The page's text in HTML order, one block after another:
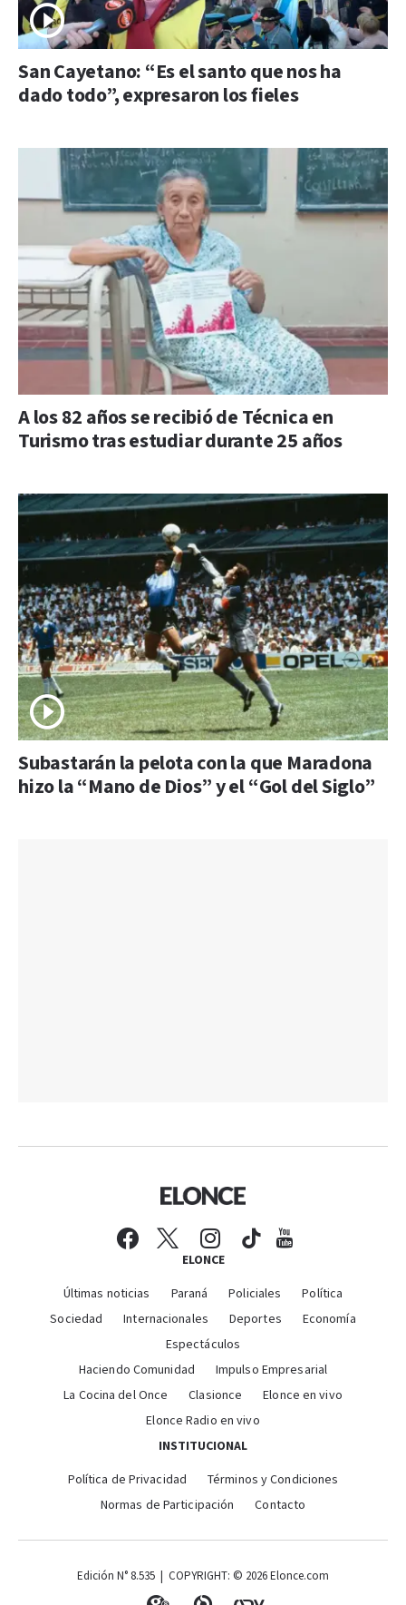
San Cayetano: “Es el santo que nos ha
dado todo”, expresaron los fieles
A los 82 años se recibió de Técnica en
Turismo tras estudiar durante 25 años
Subastarán la pelota con la que Maradona
hizo la “Mano de Dios” y el “Gol del Siglo”
ELONCE
Últimas noticias Paraná Policiales
Política
Sociedad
Internacionales Deportes
Economía
Espectáculos
Haciendo Comunidad
Impulso Empresarial
La Cocina del Once
Clasionce
Elonce en vivo
Elonce Radio en vivo
INSTITUCIONAL
Política de Privacidad
Términos y Condiciones
Normas de Participación
Contacto
Edición N° 8.535 | COPYRIGHT: © 2026 Elonce.com